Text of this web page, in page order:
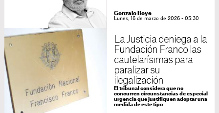
Gonzalo Boye
Lunes, 16 de marzo de 2026 - 05:30
La Justicia deniega a la
Fundación Franco las
cautelarísimas para
paralizar su
ilegalización
El tribunal considera que no
concurren circunstancias de especial
urgencia que justifiquen adoptar una
medida de este tipo